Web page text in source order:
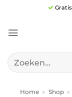
inhoud
Zoeken
naar:
Home » Shop »